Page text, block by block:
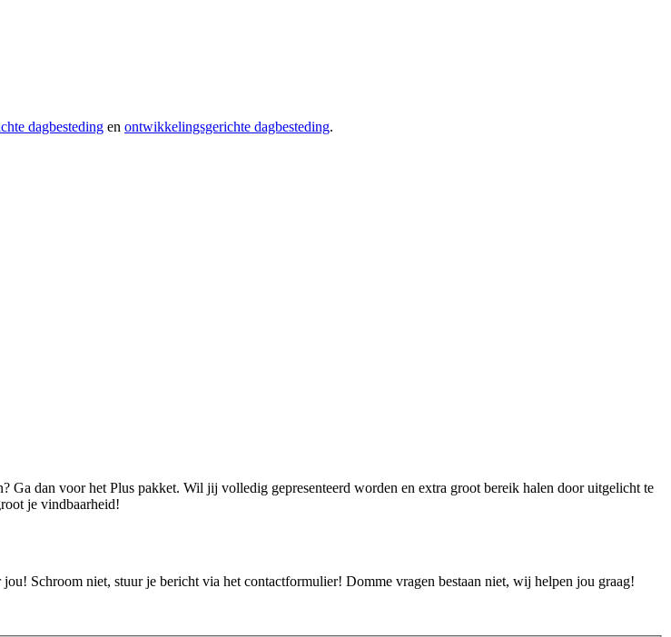
dagbesteding en ontwikkelingsgerichte dagbesteding.
dan voor het Plus pakket. Wil jij volledig gepresenteerd worden en extra groot bereik halen door uitgelicht te
je vindbaarheid!
Schroom niet, stuur je bericht via het contactformulier! Domme vragen bestaan niet, wij helpen jou graag!